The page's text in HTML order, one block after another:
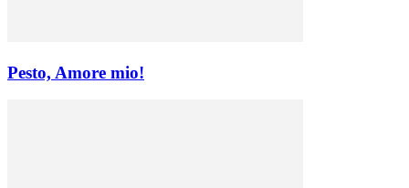
Pesto, Amore mio!